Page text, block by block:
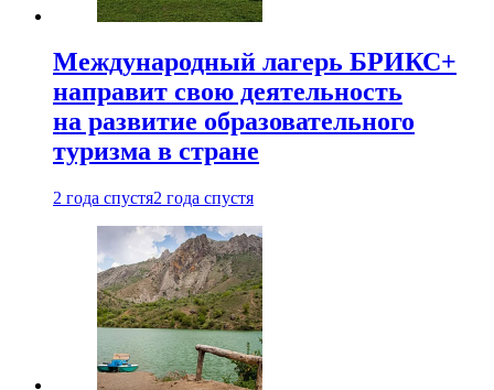
Международный лагерь БРИКС+
направит свою деятельность
на развитие образовательного
туризма в стране
2 года спустя2 года спустя